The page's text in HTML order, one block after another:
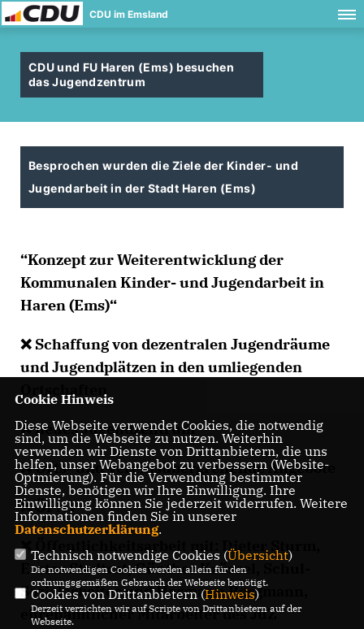
CDU im Emsland
CDU und FU Haren (Ems) besuchen
das Jugendzentrum
Besprochen wurden die Ziele der Kinder- und
Jugendarbeit in der Stadt Haren (Ems)
“Konzept zur Weiterentwicklung der
Kommunalen Kinder- und Jugendarbeit in
Haren (Ems)“
❌ Schaffung von dezentralen Jugendräume
und Jugendplätzen in den umliegenden
Ortschaften
❌ neues Jugendzentrum
❌ Orts- und Vereinsübergreifende Angebote
❌ ÖPNV
❌ Öffentlichkeitsarbeit mit: Dieter Sturm,
Erster Stadtrat, Günther Krüssel, Schul-
Sozialarbeiter und Hermann Bergmann,
ehrenamtlicher Mitarbeiter des JuZ
Cookie Hinweis
Diese Webseite verwendet Cookies, die notwendig
sind, um die Webseite zu nutzen. Weiterhin
verwenden wir Dienste von Drittanbietern, die uns
helfen, unser Webangebot zu verbessern (Website-
Optmierung). Für die Verwendung bestimmter
Dienste, benötigen wir Ihre Einwilligung. Ihre
Einwilligung können Sie jederzeit widerrufen. Weitere
Informationen finden Sie in unserer
Datenschutzerklärung.
Technisch notwendige Cookies (Übersicht)
Die notwendigen Cookies werden allein für den
ordnungsgemäßen Gebrauch der Webseite benötigt.
Cookies von Drittanbietern (Hinweis)
Derzeit verzichten wir auf Scripte von Drittanbietern auf der
Webseite.